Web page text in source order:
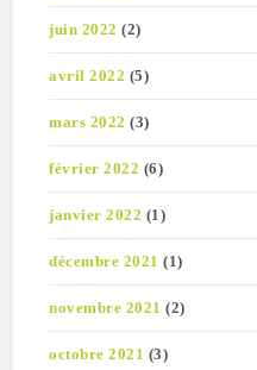
juin 2022 (2)
avril 2022 (5)
mars 2022 (3)
février 2022 (6)
janvier 2022 (1)
décembre 2021 (1)
novembre 2021 (2)
octobre 2021 (3)